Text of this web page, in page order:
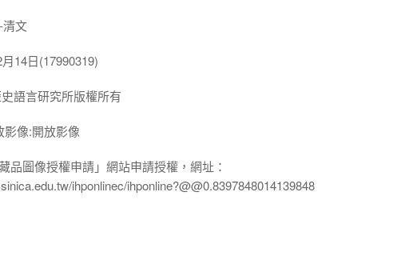
清文
14日(17990319)
語言研究所版權所有
像:開放影像
品圖像授權申請」網站申請授權，網址：
ihponlinec/ihponline?@@0.8397848014139848